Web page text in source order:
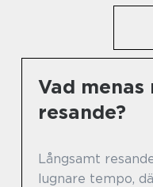
Vad menas
resande?
Långsamt
lugnare tempo,